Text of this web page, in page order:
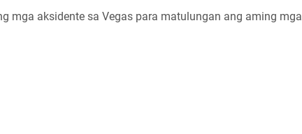
mga aksidente sa Vegas para matulungan ang aming mga